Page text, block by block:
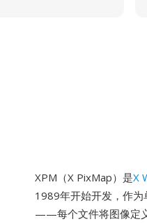
XPM（X PixMap）是X
1989年开始开发，作为
——每个文件将图像定